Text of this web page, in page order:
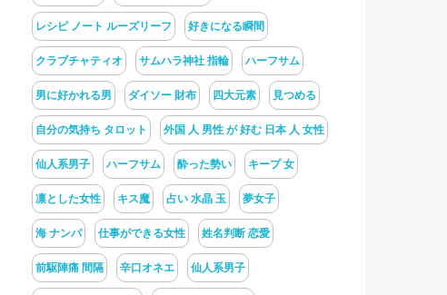
レシピ ノート ルーズリーフ 好きになる瞬間
クラブチャティオ サムハラ神社 指輪 ハーフサム
男に好かれる男 ダイソー 財布 四大元素 見つめる
自分の気持ち タロット 外国 人 男性 が 好む 日本 人 女性
仙人系男子 ハーフサム 酔った勢い キープ 女
凛とした女性 キス魔 占い 水晶 玉 夢女子
海 ナンパ 仕事ができる女性 姓名判断 恋愛
前駆陣痛 間隔 辛口オネエ 仙人系男子